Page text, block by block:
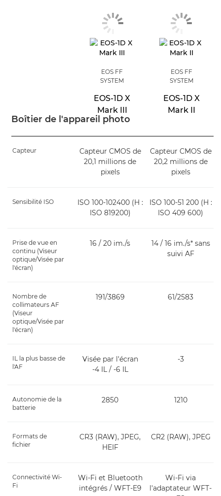
Boîtier de l'appareil photo
EOS FF
SYSTEM
EOS-1D X
Mark III
EOS FF
SYSTEM
EOS-1D X
Mark II
Capteur
Capteur CMOS de
20,1 millions de
pixels
Capteur CMOS de
20,2 millions de
pixels
Sensibilité ISO
ISO 100-102400 (H :
ISO 819200)
ISO 100-51 200 (H :
ISO 409 600)
Prise de vue en
continu (Viseur
optique/Visée par
l'écran)
16 / 20 im./s
14 / 16 im./s* sans
suivi AF
Nombre de
collimateurs AF
(Viseur
optique/Visée par
l'écran)
191/3869 61/2583
IL la plus basse de
l'AF
Visée par l'écran
-4 IL / -6 IL
-3
Autonomie de la
batterie
2850 1210
Formats de
fichier
CR3 (RAW), JPEG,
HEIF
CR2 (RAW), JPEG
Connectivité Wi-
Fi
Wi-Fi et Bluetooth
intégrés / WFT-E9
Wi-Fi via
l'adaptateur WFT-